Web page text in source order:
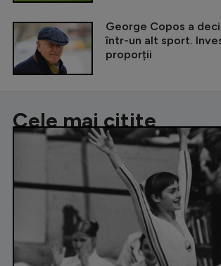
George Copos a
într-un alt sport.
proporții
Cele mai citite